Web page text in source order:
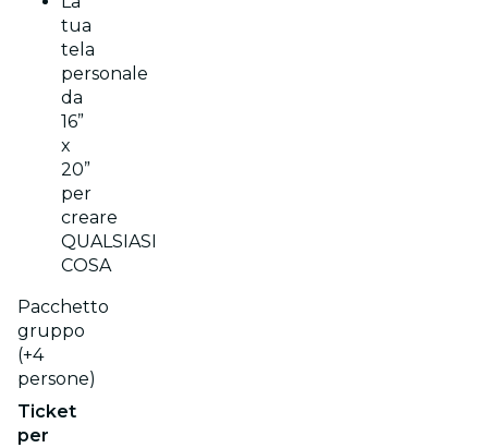
tua
tela
personale
da
16”
x
20”
per
creare
QUALSIASI
COSA
Pacchetto
gruppo
(+4
persone)
Ticket
per